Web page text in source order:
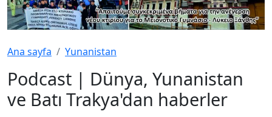
Ana sayfa Yunanistan
Podcast | Dünya, Yunanistan
ve Batı Trakya'dan haberler